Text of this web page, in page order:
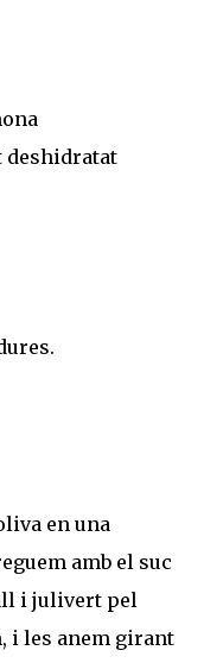
deshidratat
en una
amb el suc
i julivert pel
i les anem girant